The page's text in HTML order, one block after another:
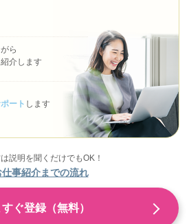
ら
介します
ート します
説明を聞くだけでもOK！
仕事紹介までの流れ
ぐ登録（無料）